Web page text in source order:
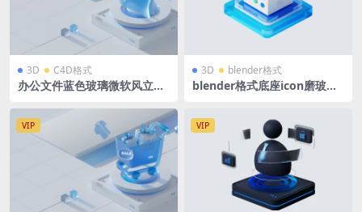
3D C4D格式
办公文件蓝色玻璃微软风立体
C4D格式R23 OC渲染器 2560
x1005
3D blender格式
blender格式底座icon磨玻璃
VIP VIP